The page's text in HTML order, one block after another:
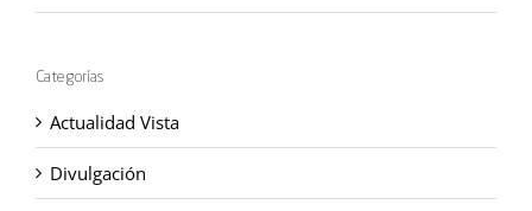
Categorías
Actualidad Vista
Divulgación